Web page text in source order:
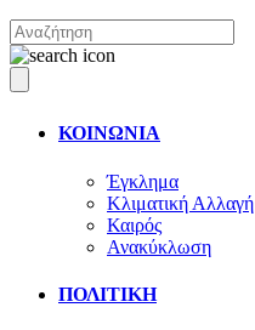
ΚΟΙΝΩΝΙΑ
Έγκλημα
Κλιματική Αλλαγή
Καιρός
Ανακύκλωση
ΠΟΛΙΤΙΚΗ